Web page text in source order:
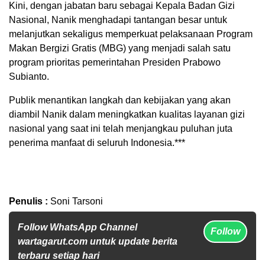
Kini, dengan jabatan baru sebagai Kepala Badan Gizi
Nasional, Nanik menghadapi tantangan besar untuk
melanjutkan sekaligus memperkuat pelaksanaan Program
Makan Bergizi Gratis (MBG) yang menjadi salah satu
program prioritas pemerintahan Presiden Prabowo
Subianto.
Publik menantikan langkah dan kebijakan yang akan
diambil Nanik dalam meningkatkan kualitas layanan gizi
nasional yang saat ini telah menjangkau puluhan juta
penerima manfaat di seluruh Indonesia.***
Penulis : Soni Tarsoni
Follow WhatsApp Channel
wartagarut.com untuk update berita
terbaru setiap hari
Follow